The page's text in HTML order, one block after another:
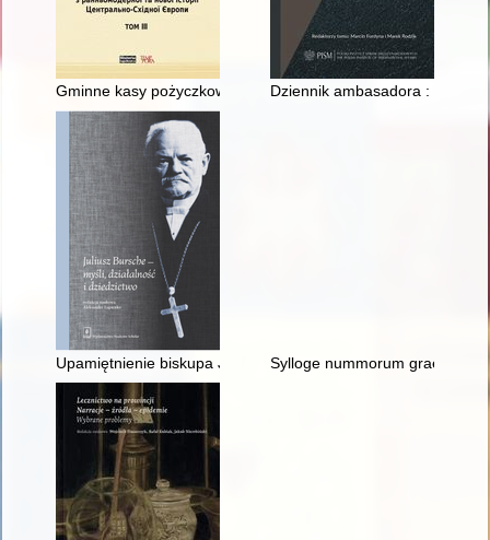
Gminne kasy pożyczkowe w GalicjiDziennik ambasadora :
Upamiętnienie biskupa Juliusza Burschego w Rzymie (2019)
Sylloge nummorum graecorum